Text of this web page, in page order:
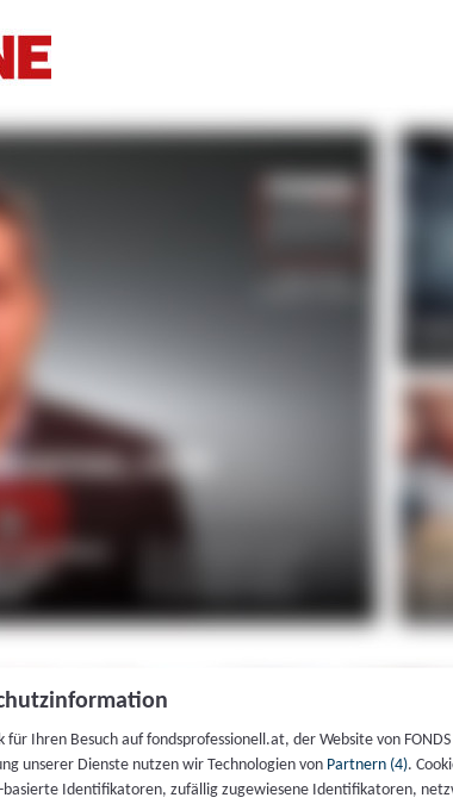
für Ihren Besuch auf fondsprofessionell.at, der Website von
unserer Dienste nutzen wir Technologien von Partnern (4).
basierte Identifikatoren, zufällig zugewiesene Identifikatoren,